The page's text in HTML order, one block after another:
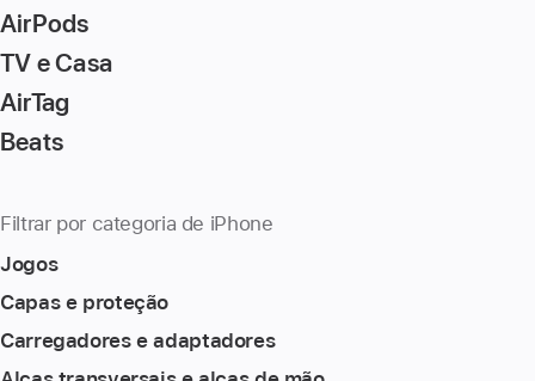
AirPods
TV e Casa
AirTag
Beats
Filtrar por categoria de iPhone
Jogos
Capas e proteção
Carregadores e adaptadores